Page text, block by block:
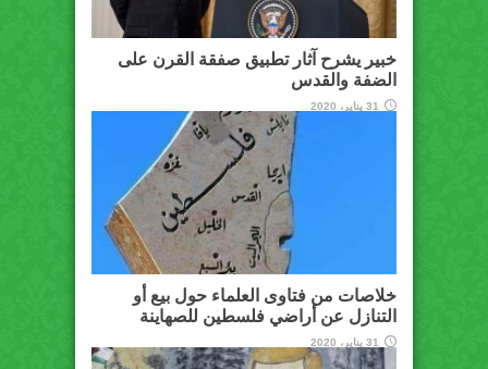
خبير يشرح آثار تطبيق صفقة القرن على
الضفة والقدس
31 يناير، 2020
خلاصات من فتاوى العلماء حول بيع أو
التنازل عن أراضي فلسطين للصهاينة
31 يناير، 2020